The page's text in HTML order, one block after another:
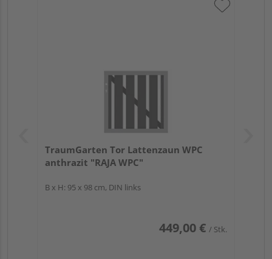
TraumGarten Tor Lattenzaun WPC
anthrazit "RAJA WPC"
B x H: 95 x 98 cm, DIN links
449,00 € / Stk.